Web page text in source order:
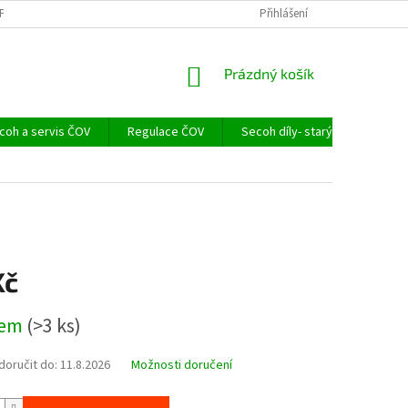
DOPRAVNÉ A PLATBY
Přihlášení
NÁKUPNÍ
Prázdný košík
a servis ČOV Regulace ČOV
Secoh díly- starý model EL S a
(>3 ks)
do: 11.8.2026 Možnosti doručení